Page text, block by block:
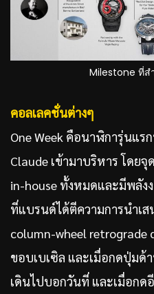
Milestone ที่
คอลเลคชั่นต่างๆ
One Week คือนาฬิการุ่นแร
Claude เข้ามาบริหาร โดย
in-house ทั้งหมดและมีพลัง
ที่แบรนด์ได้ตีความการนำเ
column-wheel
ขอบเบเซิล และเมื่อกดปุ่มด้
เดินไปบอกวันที่ และเมื่อกด